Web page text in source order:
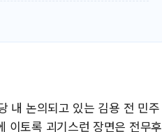
내 논의되고 있는 김용 전 민주
이토록 괴기스런 장면은 전무후